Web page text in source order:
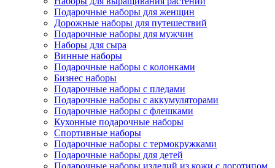
Подарочные наборы для женщин
Дорожные наборы для путешествий
Подарочные наборы для мужчин
Наборы для сыра
Винные наборы
Подарочные наборы с колонками
Бизнес наборы
Подарочные наборы с пледами
Подарочные наборы с аккумуляторами
Подарочные наборы с флешками
Кухонные подарочные наборы
Спортивные наборы
Подарочные наборы с термокружками
Подарочные наборы для детей
Подарочные наборы изделий из кожи с логотипом